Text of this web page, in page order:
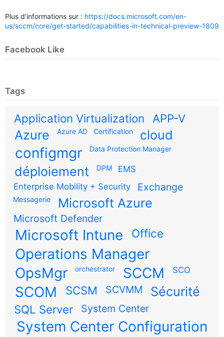
Plus d’informations sur : https://docs.microsoft.com/en-
us/sccm/core/get-started/capabilities-in-technical-preview-1809
Facebook Like
Tags
Application Virtualization APP-V
Azure Azure AD Certification cloud
configmgr Data Protection Manager
déploiement DPM
EMS
Enterprise Mobility + Security
Exchange
Messagerie Microsoft Azure
Microsoft Defender
Microsoft Intune Office
Operations Manager
OpsMgr
orchestrator SCCM SCO
SCOM SCSM SCVMM Sécurité
SQL Server System Center
System Center Configuration